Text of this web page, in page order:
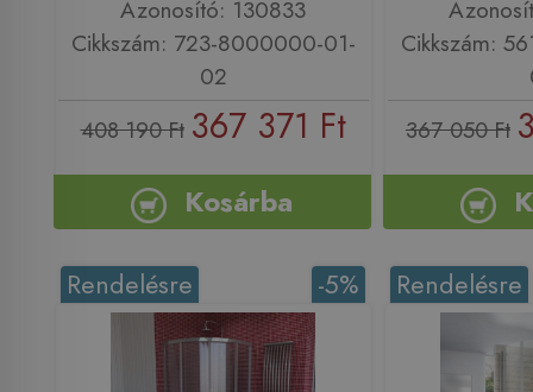
Azonosító: 130833
Cikkszám: 723-8000000-01-
02
408 190 Ft 367 371 Ft
Kosárba
Cikkszám:
367 050 Ft
-5%
Rendelésre Rendelésre